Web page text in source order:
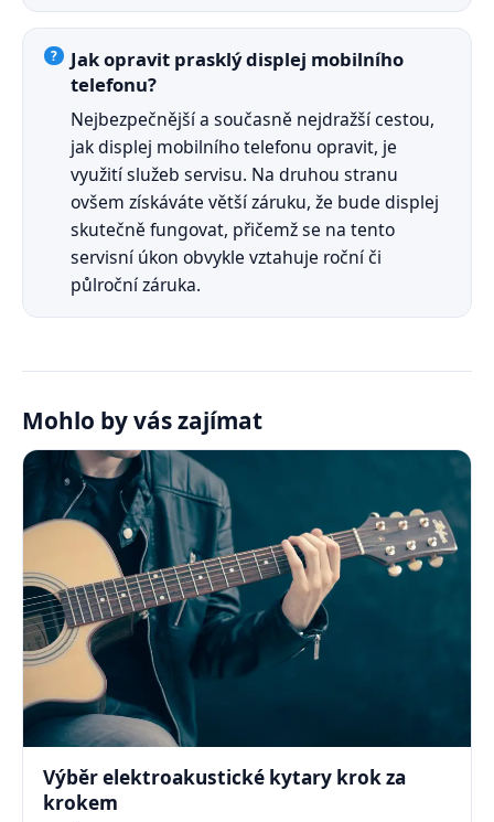
Jak opravit prasklý displej mobilního
telefonu?
Nejbezpečnější a současně nejdražší cestou,
jak displej mobilního telefonu opravit, je
využití služeb servisu. Na druhou stranu
ovšem získáváte větší záruku, že bude displej
skutečně fungovat, přičemž se na tento
servisní úkon obvykle vztahuje roční či
půlroční záruka.
Mohlo by vás zajímat
Výběr elektroakustické kytary krok za
krokem